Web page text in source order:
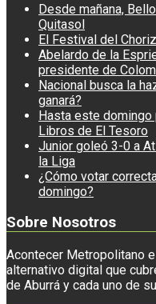
Desde mañana,
Quitasol
El Festival del
Abelardo de la
presidente de
Nacional busca la
ganará?
Hasta este domingo
Libros de El Tesoro
Junior goleó 3-0 a
la Liga
¿Cómo votar
domingo?
Sobre Nosotros
Acontecer Metropolitano
alternativo digital que
de Aburrá y cada uno de